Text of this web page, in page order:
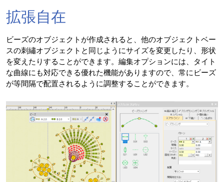
拡張自在
ビーズのオブジェクトが作成されると、他のオブジェクトベー
スの刺繡オブジェクトと同じようにサイズを変更したり、形状
を変えたりすることができます。編集オプションには、タイト
な曲線にも対応できる優れた機能がありますので、常にビーズ
が等間隔で配置されるように調整することができます。